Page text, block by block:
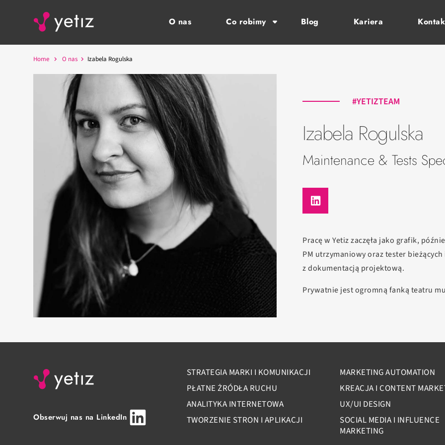
O nas Co robimy Blog Kariera
Home O nas Izabela Rogulska
#YETIZTEAM
Izabela Rogulska
Maintenance & Tests
Pracę w Yetiz zaczęła jako grafik,
PM utrzymaniowy oraz tester
z dokumentacją projektową.
Prywatnie jest ogromną fanką teatru
Obserwuj nas na LinkedIn
STRATEGIA MARKI I KOMUNIKACJI
PŁATNE ŻRÓDŁA RUCHU
ANALITYKA INTERNETOWA
TWORZENIE STRON I APLIKACJI
MARKETING AUTOMATION
KREACJA I CONTENT
UX/UI DESIGN
SOCIAL MEDIA I INFLUENCE
MARKETING